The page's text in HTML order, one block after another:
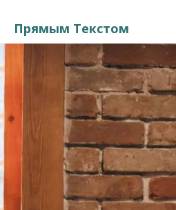
Прямым Текстом